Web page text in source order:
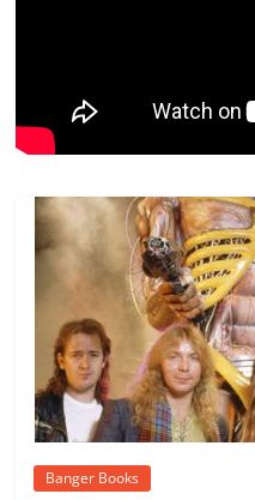
Banger Books